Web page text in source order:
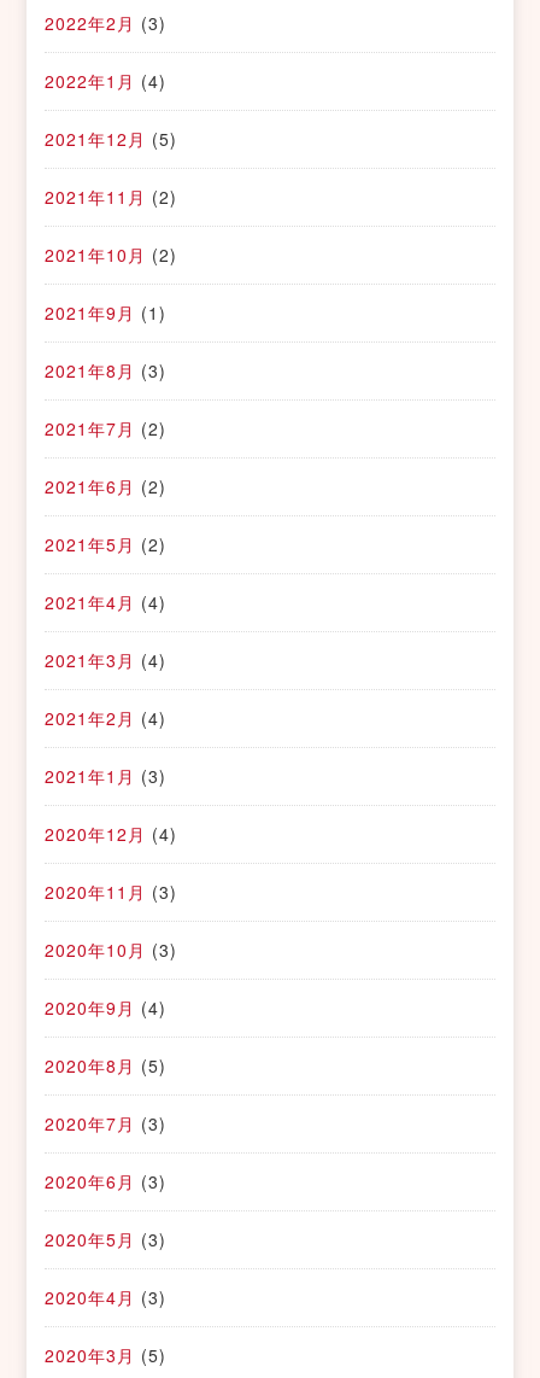
2022年2月 (3)
2022年1月 (4)
2021年12月 (5)
2021年11月 (2)
2021年10月 (2)
2021年9月 (1)
2021年8月 (3)
2021年7月 (2)
2021年6月 (2)
2021年5月 (2)
2021年4月 (4)
2021年3月 (4)
2021年2月 (4)
2021年1月 (3)
2020年12月 (4)
2020年11月 (3)
2020年10月 (3)
2020年9月 (4)
2020年8月 (5)
2020年7月 (3)
2020年6月 (3)
2020年5月 (3)
2020年4月 (3)
2020年3月 (5)